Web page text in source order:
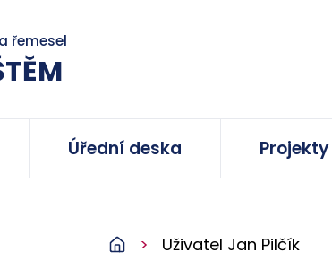
řemesel
Úřední deska Projekty
Uživatel Jan Pilčík